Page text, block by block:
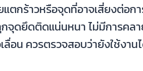
ตกร้าวหรือจุดที่อาจเสี่ยงต่อก
กจุดยึดติดแน่นหนา ไม่มีการคล
อน ควรตรวจสอบว่ายังใช้งาน